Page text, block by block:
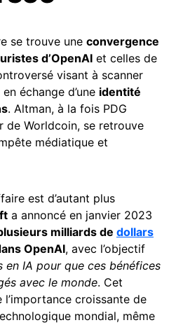
se trouve une convergence
d’OpenAI et celles de
visant à scanner
échange d’une identité
. Altman, à la fois PDG
de Worldcoin, se retrouve
médiatique et
est d’autant plus
a annoncé en janvier 2023
milliards de dollars
OpenAI, avec l’objectif
en IA pour que ces bénéfices
avec le monde. Cet
l’importance croissante de
mondial, même